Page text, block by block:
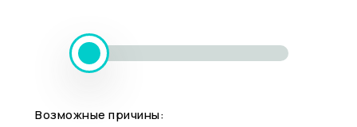
Возможные причины: